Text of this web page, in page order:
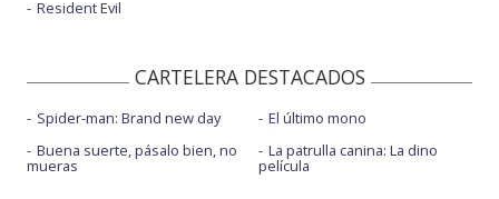
Resident Evil
CARTELERA DESTACADOS
Spider-man: Brand new day
Buena suerte, pásalo bien, no
mueras
El último mono
La patrulla canina: La dino
película